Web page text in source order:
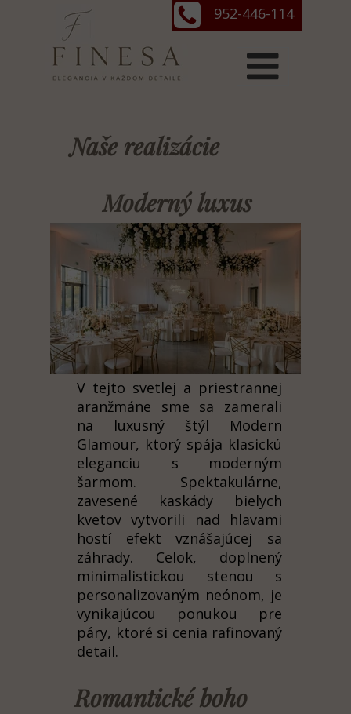
952-446-114
V tejto svetlej a priestrannej
aranžmáne sme sa zamerali
na luxusný štýl Modern
Glamour, ktorý spája klasickú
eleganciu s moderným
šarmom. Spektakulárne,
zavesené kaskády bielych
kvetov vytvorili nad hlavami
hostí efekt vznášajúcej sa
záhrady. Celok, doplnený
minimalistickou stenou s
personalizovaným neónom, je
vynikajúcou ponukou pre
páry, ktoré si cenia rafinovaný
detail.
Romantické boho
Moderný luxus
Naše realizácie